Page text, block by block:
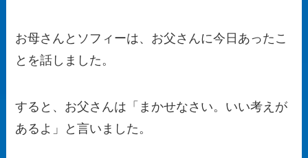
お母さんとソフィーは、お父さんに今日あったこ
とを話しました。
すると、お父さんは「まかせなさい。いい考えが
あるよ」と言いました。